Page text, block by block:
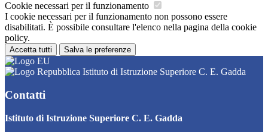
Cookie necessari per il funzionamento
I cookie necessari per il funzionamento non possono essere
disabilitati. È possibile consultare l'elenco nella pagina della cookie
policy.
Accetta tutti Salva le preferenze
Istituto di Istruzione Superiore C. E. Gadda
Contatti
Istituto di Istruzione Superiore C. E. Gadda